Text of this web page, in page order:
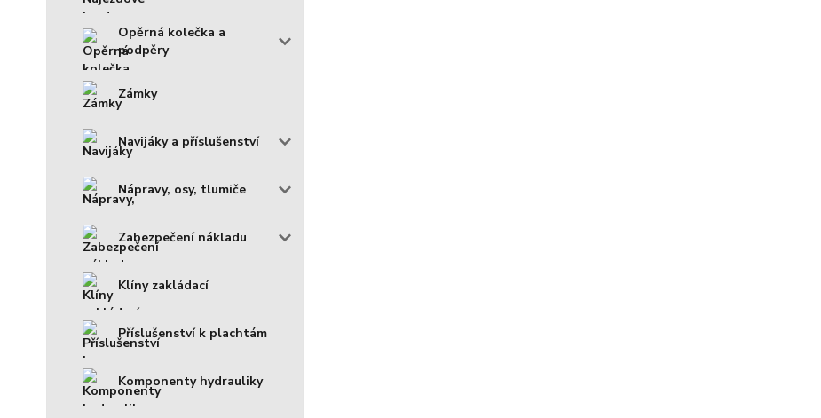
Opěrná kolečka a
podpěry
Zámky
Navijáky a příslušenství
Nápravy, osy, tlumiče
Zabezpečení nákladu
Klíny zakládací
Příslušenství k plachtám
Komponenty hydrauliky